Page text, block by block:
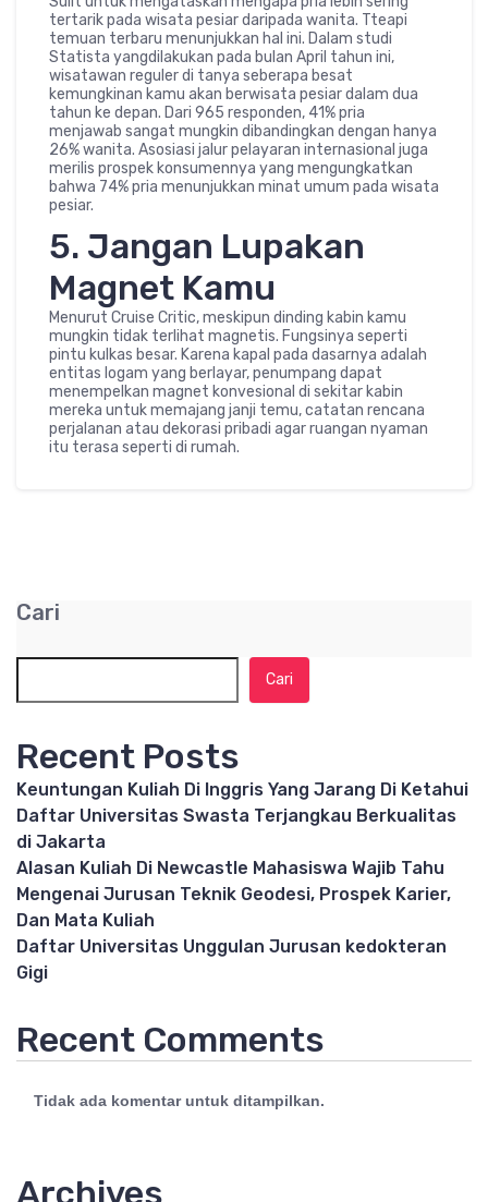
tertarik pada wisata pesiar daripada wanita. Tteapi
temuan terbaru menunjukkan hal ini. Dalam studi
Statista yangdilakukan pada bulan April tahun ini,
wisatawan reguler di tanya seberapa besat
kemungkinan kamu akan berwisata pesiar dalam dua
tahun ke depan. Dari 965 responden, 41% pria
menjawab sangat mungkin dibandingkan dengan hanya
26% wanita. Asosiasi jalur pelayaran internasional juga
merilis prospek konsumennya yang mengungkatkan
bahwa 74% pria menunjukkan minat umum pada wisata
pesiar.
5. Jangan Lupakan
Magnet Kamu
Menurut Cruise Critic, meskipun dinding kabin kamu
mungkin tidak terlihat magnetis. Fungsinya seperti
pintu kulkas besar. Karena kapal pada dasarnya adalah
entitas logam yang berlayar, penumpang dapat
menempelkan magnet konvesional di sekitar kabin
mereka untuk memajang janji temu, catatan rencana
perjalanan atau dekorasi pribadi agar ruangan nyaman
itu terasa seperti di rumah.
Cari
Cari
Recent Posts
Keuntungan Kuliah Di Inggris Yang Jarang Di Ketahui
Daftar Universitas Swasta Terjangkau Berkualitas
di Jakarta
Alasan Kuliah Di Newcastle Mahasiswa Wajib Tahu
Mengenai Jurusan Teknik Geodesi, Prospek Karier,
Dan Mata Kuliah
Daftar Universitas Unggulan Jurusan kedokteran
Gigi
Recent Comments
Tidak ada komentar untuk ditampilkan.
Archives